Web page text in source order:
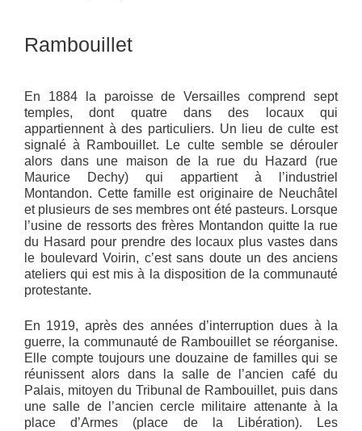
Rambouillet
En 1884 la paroisse de Versailles comprend sept
temples, dont quatre dans des locaux qui
appartiennent à des particuliers. Un lieu de culte est
signalé à Rambouillet. Le culte semble se dérouler
alors dans une maison de la rue du Hazard (rue
Maurice Dechy) qui appartient à l’industriel
Montandon. Cette famille est originaire de Neuchâtel
et plusieurs de ses membres ont été pasteurs. Lorsque
l’usine de ressorts des frères Montandon quitte la rue
du Hasard pour prendre des locaux plus vastes dans
le boulevard Voirin, c’est sans doute un des anciens
ateliers qui est mis à la disposition de la communauté
protestante.
En 1919, après des années d’interruption dues à la
guerre, la communauté de Rambouillet se réorganise.
Elle compte toujours une douzaine de familles qui se
réunissent alors dans la salle de l’ancien café du
Palais, mitoyen du Tribunal de Rambouillet, puis dans
une salle de l’ancien cercle militaire attenante à la
place d’Armes (place de la Libération). Les